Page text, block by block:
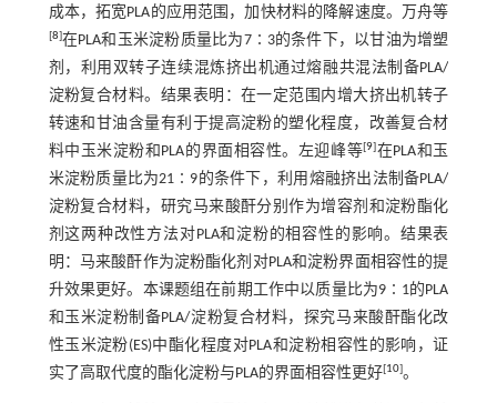
成本，拓宽PLA的应用范围，加快材料的降解速度。万舟等
[8]在PLA和玉米淀粉质量比为7∶3的条件下，以甘油为增塑
剂，利用双转子连续混炼挤出机通过熔融共混法制备PLA/
淀粉复合材料。结果表明：在一定范围内增大挤出机转子
转速和甘油含量有利于提高淀粉的塑化程度，改善复合材
料中玉米淀粉和PLA的界面相容性。左迎峰等[9]在PLA和玉
米淀粉质量比为21∶9的条件下，利用熔融挤出法制备PLA/
淀粉复合材料，研究马来酸酐分别作为增容剂和淀粉酯化
剂这两种改性方法对PLA和淀粉的相容性的影响。结果表
明：马来酸酐作为淀粉酯化剂对PLA和淀粉界面相容性的提
升效果更好。本课题组在前期工作中以质量比为9∶1的PLA
和玉米淀粉制备PLA/淀粉复合材料，探究马来酸酐酯化改
性玉米淀粉(ES)中酯化程度对PLA和淀粉相容性的影响，证
实了高取代度的酯化淀粉与PLA的界面相容性更好[10]。